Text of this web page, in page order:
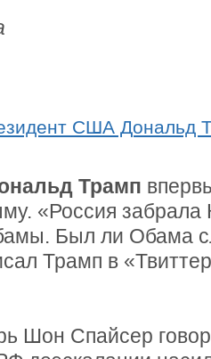
Трамп
«Россия
Был ли Обама
Трамп в
Шон Спайсер